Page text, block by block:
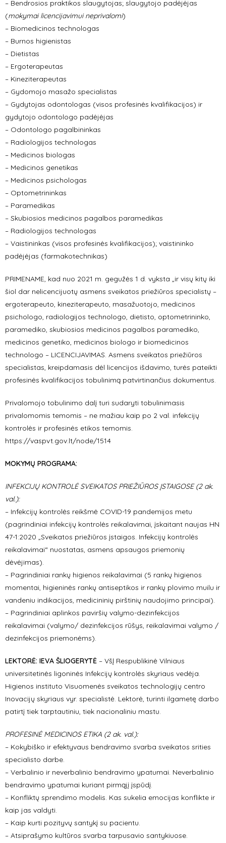
– Bendrosios praktikos slaugytojas; slaugytojo padėjėjas
(mokymai licencijavimui neprivalomi)
– Biomedicinos technologas
– Burnos higienistas
– Dietistas
– Ergoterapeutas
– Kineziterapeutas
– Gydomojo masažo specialistas
– Gydytojas odontologas (visos profesinės kvalifikacijos) ir
gydytojo odontologo padėjėjas
– Odontologo pagalbininkas
– Radiologijos technologas
– Medicinos biologas
– Medicinos genetikas
– Medicinos psichologas
– Optometrininkas
– Paramedikas
– Skubiosios medicinos pagalbos paramedikas
– Radiologijos technologas
– Vaistininkas (visos profesinės kvalifikacijos); vaistininko
padėjėjas (farmakotechnikas)
PRIMENAME, kad nuo 2021 m. gegužės 1 d. vyksta „ir visų kitų iki
šiol dar nelicencijuotų asmens sveikatos priežiūros specialistų –
ergoterapeuto, kineziterapeuto, masažuotojo, medicinos
psichologo, radiologijos technologo, dietisto, optometrininko,
paramediko, skubiosios medicinos pagalbos paramediko,
medicinos genetiko, medicinos biologo ir biomedicinos
technologo – LICENCIJAVIMAS. Asmens sveikatos priežiūros
specialistas, kreipdamasis dėl licencijos išdavimo, turės pateikti
profesinės kvalifikacijos tobulinimą patvirtinančius dokumentus.
Privalomojo tobulinimo dalį turi sudaryti tobulinimasis
privalomomis temomis – ne mažiau kaip po 2 val. infekcijų
kontrolės ir profesinės etikos temomis.
https://vaspvt.gov.lt/node/1514
MOKYMŲ PROGRAMA:
INFEKCIJŲ KONTROLĖ SVEIKATOS PRIEŽIŪROS ĮSTAIGOSE (2 ak.
val.):
– Infekcijų kontrolės reikšmė COVID-19 pandemijos metu
(pagrindiniai infekcijų kontrolės reikalavimai, įskaitant naujas HN
47-1:2020 „Sveikatos priežiūros įstaigos. Infekcijų kontrolės
reikalavimai“ nuostatas, asmens apsaugos priemonių
dėvėjimas).
– Pagrindiniai rankų higienos reikalavimai (5 rankų higienos
momentai, higieninės rankų antiseptikos ir rankų plovimo muilu ir
vandeniu indikacijos, medicininių pirštinių naudojimo principai).
– Pagrindiniai aplinkos paviršių valymo-dezinfekcijos
reikalavimai (valymo/ dezinfekcijos rūšys, reikalavimai valymo /
dezinfekcijos priemonėms).
LEKTORĖ: IEVA ŠLIOGERYTĖ – VšĮ Respublikinė Vilniaus
universitetinės ligoninės Infekcijų kontrolės skyriaus vedėja.
Higienos instituto Visuomenės sveikatos technologijų centro
Inovacijų skyriaus vyr. specialistė. Lektorė, turinti ilgametę darbo
patirtį tiek tarptautiniu, tiek nacionaliniu mastu.
PROFESINĖ MEDICINOS ETIKA (2 ak. val.):
– Kokybiško ir efektyvaus bendravimo svarba sveikatos srities
specialisto darbe.
– Verbalinio ir neverbalinio bendravimo ypatumai. Neverbalinio
bendravimo ypatumai kuriant pirmąjį įspūdį.
– Konfliktų sprendimo modelis. Kas sukelia emocijas konflikte ir
kaip jas valdyti.
– Kaip kurti pozityvų santykį su pacientu.
– Atsiprašymo kultūros svarba tarpusavio santykiuose.